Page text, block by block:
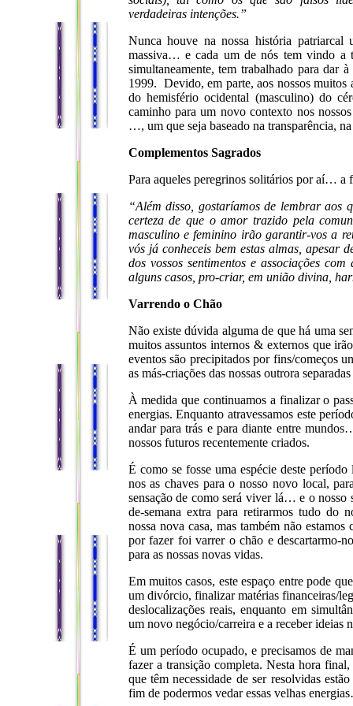
verdadeiras intenções.”
Nunca houve na nossa história patriarcal
massiva… e cada um de nós tem vindo a
simultaneamente, tem trabalhado para dar
1999. Devido, em parte, aos nossos muitos
do hemisfério ocidental (masculino) do
caminho para um novo contexto nos
…, um que seja baseado na transparência,
Complementos Sagrados
Para aqueles peregrinos solitários por aí… a
“Além disso, gostaríamos de lembrar aos
certeza de que o amor trazido pela
masculino e feminino irão garantir-vos a
vós já conheceis bem estas almas, apesar
dos vossos sentimentos e associações
alguns casos, pro-criar, em união divina,
Varrendo o Chão
Não existe dúvida alguma de que há uma
muitos assuntos internos & externos que
eventos são precipitados por fins/começos
as más-criações das nossas outrora
À medida que continuamos a finalizar o
energias. Enquanto atravessamos este
andar para trás e para diante entre
nossos futuros recentemente criados.
É como se fosse uma espécie deste
nos as chaves para o nosso novo local,
sensação de como será viver lá… e o
de-semana extra para retirarmos tudo do
nossa nova casa, mas também não
por fazer foi varrer o chão e descartarmo-
para as nossas novas vidas.
Em muitos casos, este espaço entre pode
um divórcio, finalizar matérias financeiras/
deslocalizações reais, enquanto em
um novo negócio/carreira e a receber ideias
É um período ocupado, e precisamos de
fazer a transição completa. Nesta hora
que têm necessidade de ser resolvidas
fim de podermos vedar essas velhas